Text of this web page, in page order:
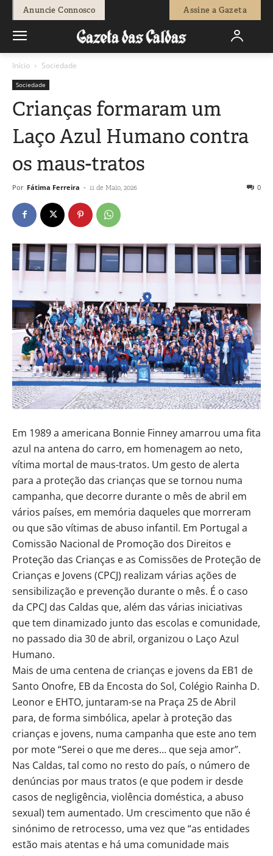
Anuncie Connosco Assine a Gazeta
Início Sociedade
Sociedade
Crianças formaram um
Laço Azul Humano contra
os maus-tratos
Por Fátima Ferreira - 11 de Maio, 2026 0
Em 1989 a americana Bonnie Finney amarrou uma fita
azul na antena do carro, em homenagem ao neto,
vítima mortal de maus-tratos. Um gesto de alerta
para a proteção das crianças que se tornou numa
campanha, que decorre durante o mês de abril em
vários países, em memória daqueles que morreram
ou que são vítimas de abuso infantil. Em Portugal a
Comissão Nacional de Promoção dos Direitos e
Proteção das Crianças e as Comissões de Proteção de
Crianças e Jovens (CPCJ) realizam várias ações de
sensibilização e prevenção durante o mês. É o caso
da CPCJ das Caldas que, além das várias iniciativas
que tem dinamizado junto das escolas e comunidade,
no passado dia 30 de abril, organizou o Laço Azul
Humano.
Mais de uma centena de crianças e jovens da EB1 de
Santo Onofre, EB da Encosta do Sol, Colégio Rainha D.
Leonor e EHTO, juntaram-se na Praça 25 de Abril
para, de forma simbólica, apelar à proteção das
crianças e jovens, numa campanha que este ano tem
por mote “Serei o que me deres… que seja amor”.
Nas Caldas, tal como no resto do país, o número de
denúncias por maus tratos (e que podem ir desde
casos de negligência, violência doméstica, a abuso
sexual) tem aumentado. Um crescimento que não é
sinónimo de retrocesso, uma vez que “as entidades
estão mais atentas e há uma comunidade mais